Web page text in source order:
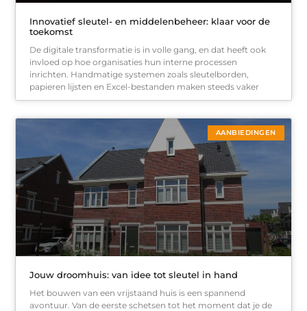
Innovatief sleutel- en middelenbeheer: klaar voor de
toekomst
De digitale transformatie is in volle gang, en dat heeft ook
invloed op hoe organisaties hun interne processen
inrichten. Handmatige systemen zoals sleutelborden,
papieren lijsten en Excel-bestanden maken steeds vaker
AANBIEDINGEN
Jouw droomhuis: van idee tot sleutel in hand
Het bouwen van een vrijstaand huis is een spannend
avontuur. Van de eerste schetsen tot het moment dat je de